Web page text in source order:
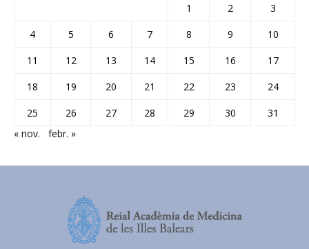
1 2
3
4
5 6 7 8 9
10
11
12 13 14 15 16
17
18
19 20 21 22 23
24
25
26 27 28 29 30
31
« nov.
febr. »